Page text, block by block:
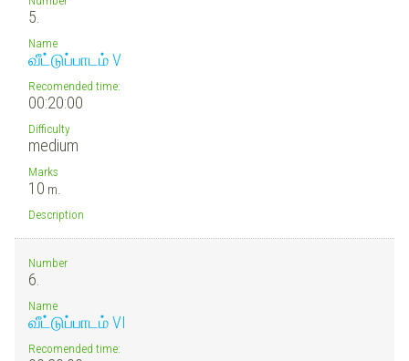
5.
Name
வீட்டுப்பாடம் V
Recomended time:
00:20:00
Difficulty
medium
Marks
10 m.
Description
Number
6.
Name
வீட்டுப்பாடம் VI
Recomended time: